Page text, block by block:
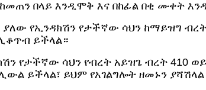
በላይ እንዲሞቅ እና በከፊል በቂ ሙቀት
ያለው የኢንዳክሽን የታችኛው ሳህን ከማይዝግ
ይችላል።
የታችኛው ሳህን የብረት አይዝጌ ብረት 410
ይችላል፣ ይህም የአገልግሎት ዘመኑን